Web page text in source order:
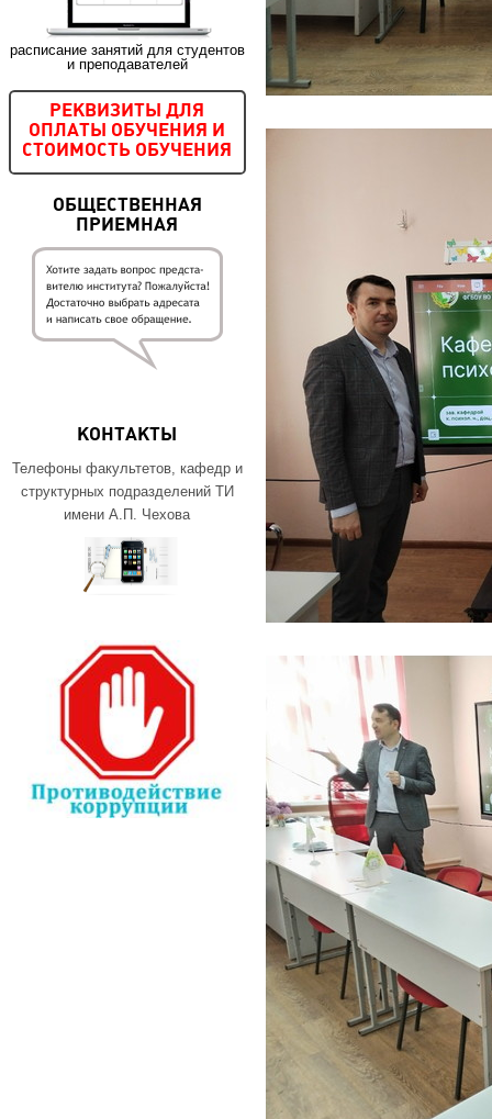
расписание занятий для студентов
и преподавателей
РЕКВИЗИТЫ ДЛЯ
ОПЛАТЫ ОБУЧЕНИЯ И
СТОИМОСТЬ ОБУЧЕНИЯ
ОБЩЕСТВЕННАЯ
ПРИЕМНАЯ
КОНТАКТЫ
Телефоны факультетов, кафедр и
структурных подразделений ТИ
имени А.П. Чехова